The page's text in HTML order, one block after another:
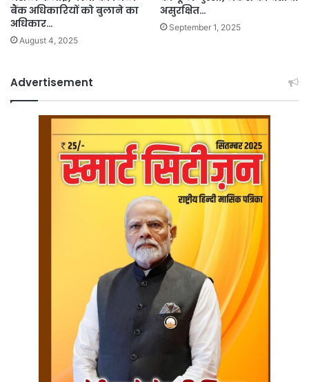
बैंक अधिकारियों को बुलाने का
अधिकार…
August 4, 2025
असुरक्षित…
September 1, 2025
Advertisement